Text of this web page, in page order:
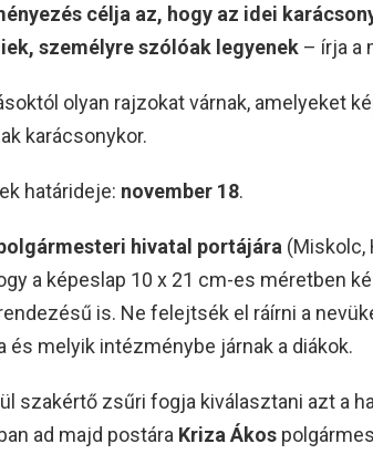
célja az, hogy az idei
személyre szólóak legyenek – írja a
olyan rajzokat várnak, amelyeket
karácsonykor.
határideje: november 18.
hivatal portájára (Miskolc,
a képeslap 10 x 21 cm-es méretben
is. Ne felejtsék el ráírni a
és melyik intézménybe járnak a diákok.
szakértő zsűri fogja kiválasztani azt a
ad majd postára Kriza Ákos